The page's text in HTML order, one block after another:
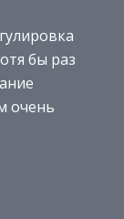
бы раз
очень